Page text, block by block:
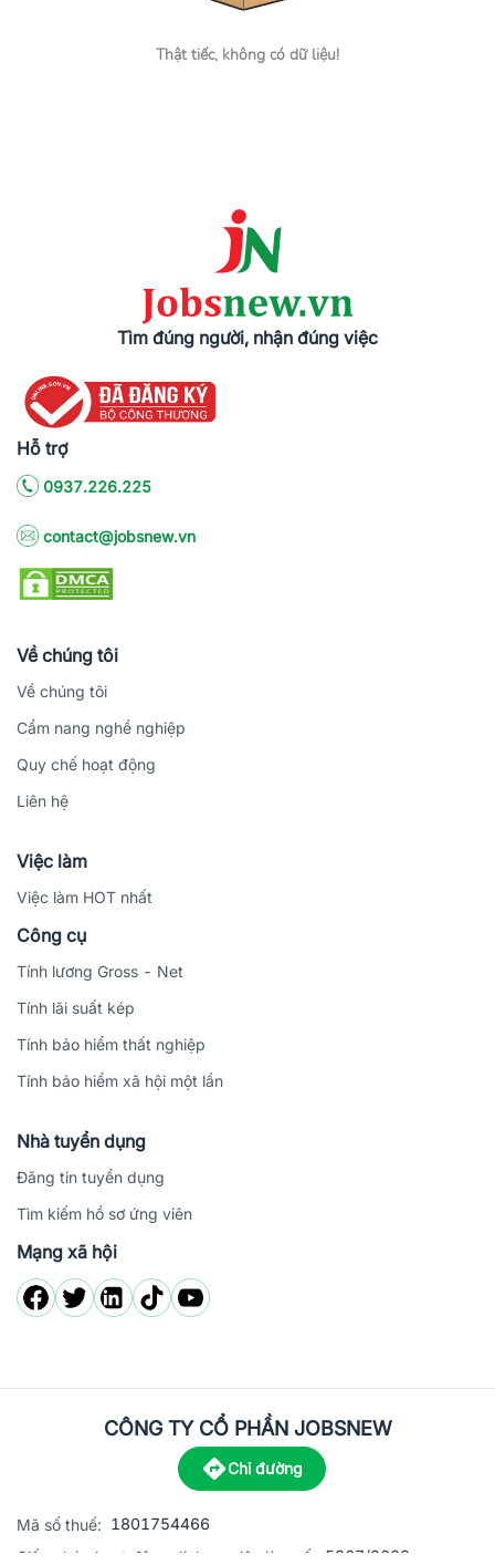
Thật tiếc, không có dữ liệu!
Tìm đúng người, nhận đúng việc
Hỗ trợ
0937.226.225
contact@jobsnew.vn
Về chúng tôi
Về chúng tôi
Cẩm nang nghề nghiệp
Quy chế hoạt động
Liên hệ
Việc làm
Việc làm HOT nhất
Công cụ
Tính lương Gross - Net
Tính lãi suất kép
Tính bảo hiểm thất nghiệp
Tính bảo hiểm xã hội một lần
Nhà tuyển dụng
Đăng tin tuyển dụng
Tìm kiếm hồ sơ ứng viên
Mạng xã hội
CÔNG TY CỔ PHẦN JOBSNEW
Chỉ đường
Mã số thuế: 1801754466
Giấy phép hoạt động dịch vụ việc làm số:
5867/2023